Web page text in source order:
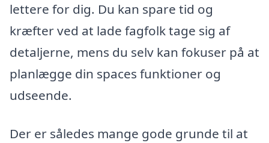
lettere for dig. Du kan spare tid og
kræfter ved at lade fagfolk tage sig af
detaljerne, mens du selv kan fokuser på at
planlægge din spaces funktioner og
udseende.
Der er således mange gode grunde til at